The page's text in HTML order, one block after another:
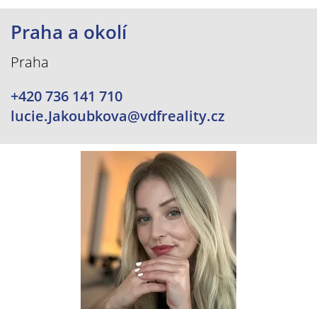
Praha a okolí
Praha
+420 736 141 710
lucie.Jakoubkova@vdfreality.cz